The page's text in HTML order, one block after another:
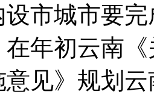
设市城市要
在年初云南
见》规划